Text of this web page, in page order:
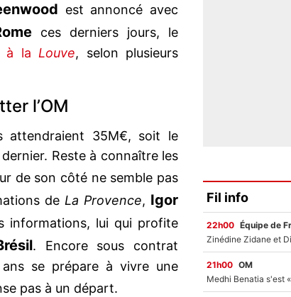
est annoncé avec
ces derniers jours, le
à laLouve, selon plusieurs
l’OM
attendraient 35M€, soit le
Reste à connaître les
de son côté ne semble pas
deLa Provence, Igor
informations, lui qui profite
. Encore sous contrat
ans se prépare à vivre une
pas à un départ.
Fil info
22h00 Équipe de
21h00 OM